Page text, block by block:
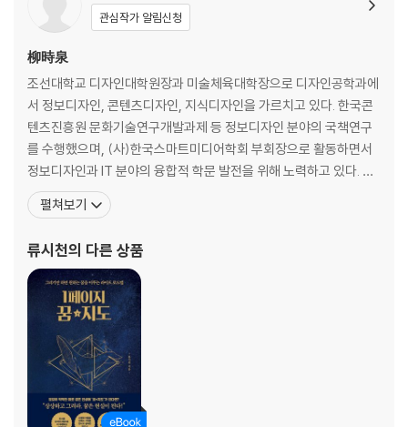
10장 매일 설레는 인생을 만들려면
11장 올바른 길로 나아가고 싶다면
참고문헌
관심작가 알림신청
柳時泉
조선대학교 디자인대학원장과 미술체육대학장으로 디자인공학과에
서 정보디자인, 콘텐츠디자인, 지식디자인을 가르치고 있다. 한국콘
텐츠진흥원 문화기술연구개발과제 등 정보디자인 분야의 국책연구
를 수행했으며, (사)한국스마트미디어학회 부회장으로 활동하면서
정보디자인과 IT 분야의 융합적 학문 발전을 위해 노력하고 있다. KA
IST에서 정보디자인 박사학위를 취득했다. 박사학위 연구 주제인 「T
he Effects of Contexts on Information Design」을 포함해 정
펼쳐보기
류시천의 다른 상품